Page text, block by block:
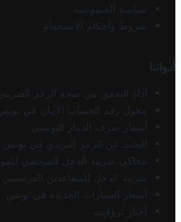
سياسة الخصوصية
شروط وأحكام الاستخدام
أدواتنا
أداة التحقق من صحة الرقم
محول رقم الحساب الآيبان في تونس
أسعار صرف الدينار التونسي
البحث عن الرمز البريدي في تونس
محاكي ضريبة الدخل الشخصي
ضريبة الدخل للمتقاعدين
أسعار السيارات الجديدة في تونس
أخبار تروفيت